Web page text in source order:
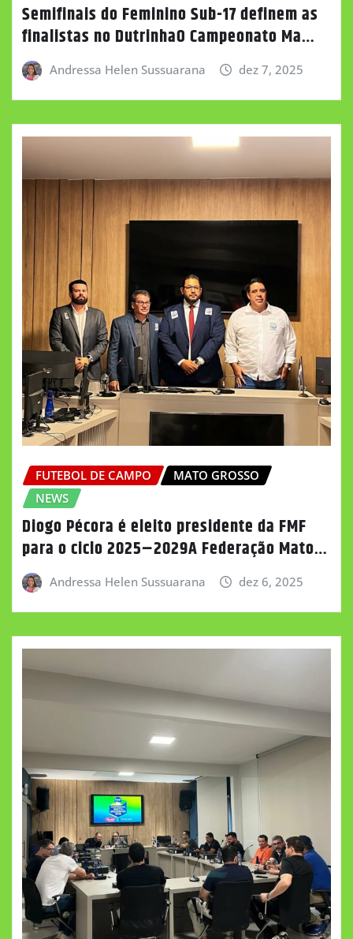
Semifinais do Feminino Sub-17 definem as
finalistas no DutrinhaO Campeonato Ma…
Andressa Helen Sussuarana dez 7, 2025
FUTEBOL DE CAMPO
MATO GROSSO
NEWS
Diogo Pécora é eleito presidente da FMF
para o ciclo 2025–2029A Federação Mato…
Andressa Helen Sussuarana dez 6, 2025